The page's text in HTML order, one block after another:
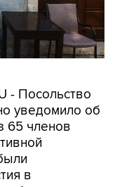
- Посольство
65 членов
в
пресс-